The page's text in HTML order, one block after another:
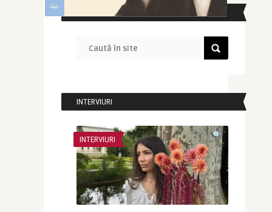
CAUTĂ ÎN SITE
INTERVIURI
INTERVIURI